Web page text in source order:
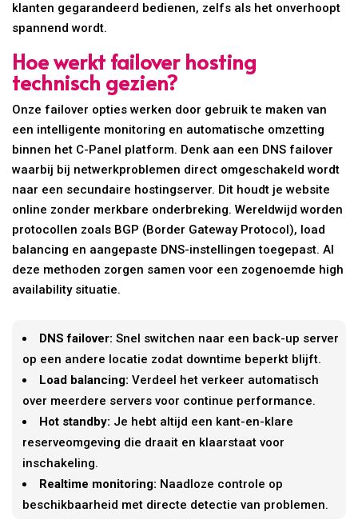
klanten gegarandeerd bedienen, zelfs als het onverhoopt
spannend wordt.
Hoe werkt failover hosting
technisch gezien?
Onze failover opties werken door gebruik te maken van
een intelligente monitoring en automatische omzetting
binnen het C-Panel platform. Denk aan een DNS failover
waarbij bij netwerkproblemen direct omgeschakeld wordt
naar een secundaire hostingserver. Dit houdt je website
online zonder merkbare onderbreking. Wereldwijd worden
protocollen zoals BGP (Border Gateway Protocol), load
balancing en aangepaste DNS-instellingen toegepast. Al
deze methoden zorgen samen voor een zogenoemde high
availability situatie.
DNS failover: Snel switchen naar een back-up server
op een andere locatie zodat downtime beperkt blijft.
Load balancing: Verdeel het verkeer automatisch
over meerdere servers voor continue performance.
Hot standby: Je hebt altijd een kant-en-klare
reserveomgeving die draait en klaarstaat voor
inschakeling.
Realtime monitoring: Naadloze controle op
beschikbaarheid met directe detectie van problemen.